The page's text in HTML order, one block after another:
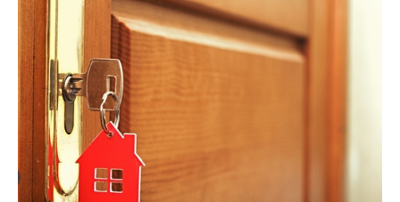
לקוחות – משרד יחסי ציבור רונן הלל
חדר חדשות